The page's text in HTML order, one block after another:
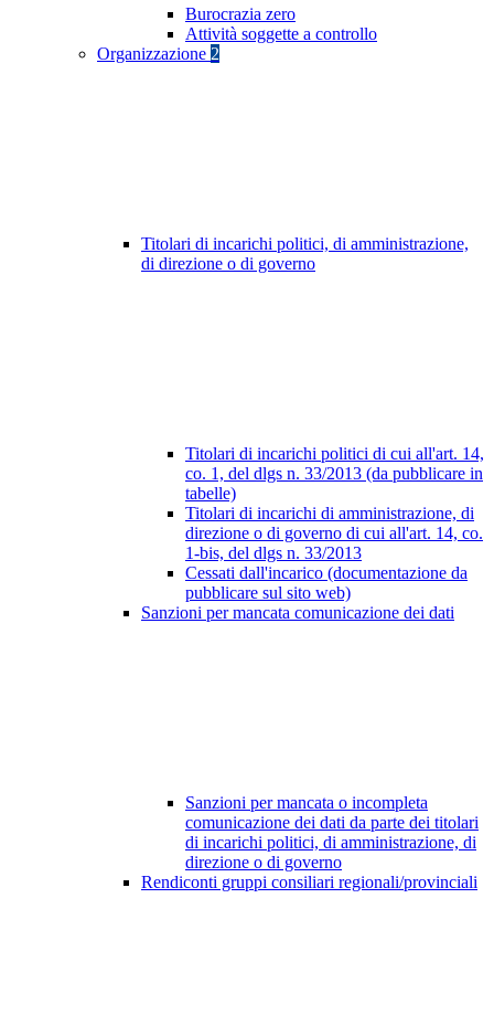
Burocrazia zero
Attività soggette a controllo
Organizzazione 2
Titolari di incarichi politici, di amministrazione,
di direzione o di governo
Titolari di incarichi politici di cui all'art. 14,
co. 1, del dlgs n. 33/2013 (da pubblicare in
tabelle)
Titolari di incarichi di amministrazione, di
direzione o di governo di cui all'art. 14, co.
1-bis, del dlgs n. 33/2013
Cessati dall'incarico (documentazione da
pubblicare sul sito web)
Sanzioni per mancata comunicazione dei dati
Sanzioni per mancata o incompleta
comunicazione dei dati da parte dei titolari
di incarichi politici, di amministrazione, di
direzione o di governo
Rendiconti gruppi consiliari regionali/provinciali